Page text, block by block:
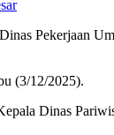
Pekerjaan
(3/12/2025).
Dinas